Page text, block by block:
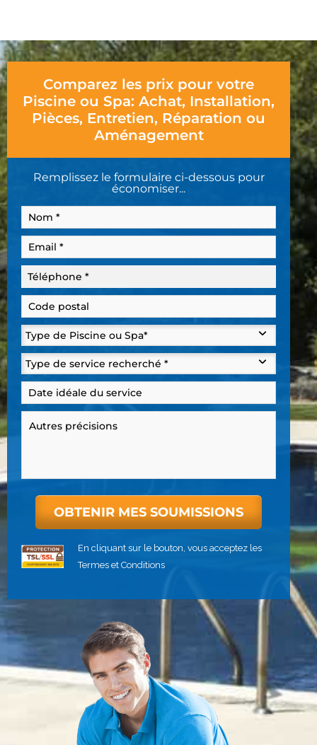
Comparez les prix pour votre
Piscine ou Spa: Achat, Installation,
Pièces, Entretien, Réparation ou
Aménagement
Remplissez le formulaire ci-dessous pour
économiser...
En cliquant sur le bouton, vous acceptez les
Termes et Conditions